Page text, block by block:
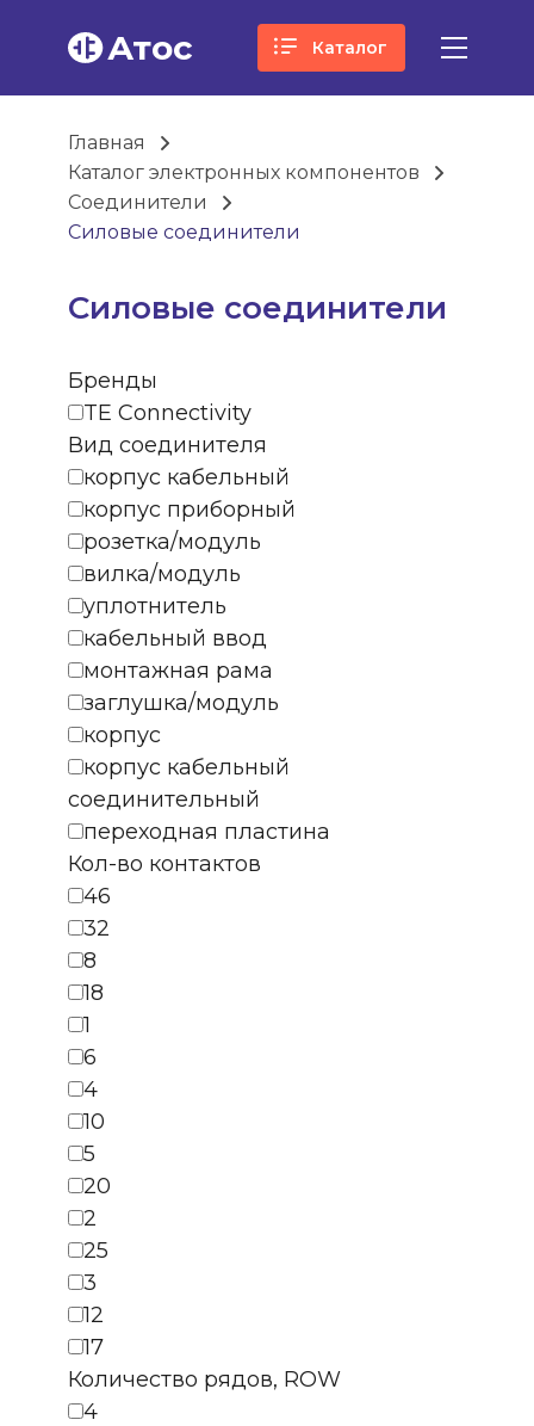
Атос Каталог
Главная
Каталог электронных компонентов
Соединители
Силовые соединители
Силовые соединители
Бренды
TE Connectivity
Вид соединителя
корпус кабельный
корпус приборный
розетка/модуль
вилка/модуль
уплотнитель
кабельный ввод
монтажная рама
заглушка/модуль
корпус
корпус кабельный
соединительный
переходная пластина
Кол-во контактов
46
32
8
18
1
6
4
10
5
20
2
25
3
12
17
Количество рядов, ROW
4